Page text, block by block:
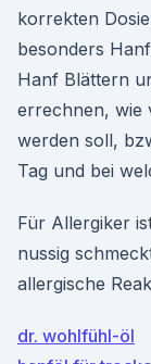
korrekten
besonders
Hanf Blättern
errechnen, wie
werden soll,
Tag und bei
Für Allergiker
nussig
allergische
dr. wohlfühl-öl